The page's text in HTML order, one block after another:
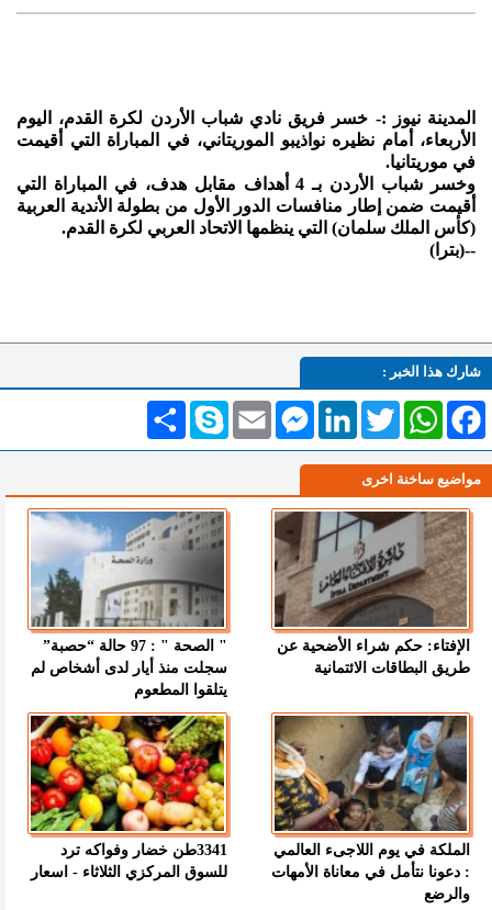
المدينة نيوز :- خسر فريق نادي شباب الأردن لكرة القدم، اليوم
الأربعاء، أمام نظيره نواذيبو الموريتاني، في المباراة التي أقيمت
في موريتانيا.
وخسر شباب الأردن بـ 4 أهداف مقابل هدف، في المباراة التي
أقيمت ضمن إطار منافسات الدور الأول من بطولة الأندية العربية
(كأس الملك سلمان) التي ينظمها الاتحاد العربي لكرة القدم.
--(بترا)
شارك هذا الخبر :
انشر Skype Email
MessengerLinkedInTwitterWhatsAppFacebook
مواضيع ساخنة اخرى
الإفتاء: حكم شراء الأضحية عن
طريق البطاقات الائتمانية
" الصحة " : 97 حالة “حصبة”
سجلت منذ أيار لدى أشخاص لم
يتلقوا المطعوم
الملكة في يوم اللاجىء العالمي
: دعونا نتأمل في معاناة الأمهات
والرضع
3341طن خضار وفواكه ترد
للسوق المركزي الثلاثاء - اسعار